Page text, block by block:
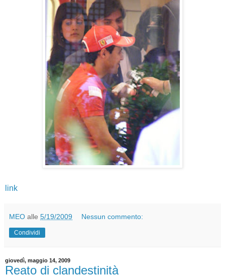
link
MEO alle 5/19/2009 Nessun commento:
Condividi
giovedì, maggio 14, 2009
Reato di clandestinità